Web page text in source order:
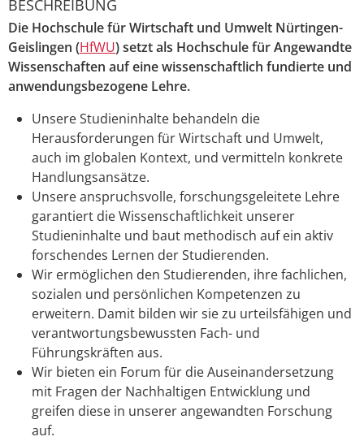
BESCHREIBUNG
Die Hochschule für Wirtschaft und Umwelt Nürtingen-
Geislingen (HfWU)setzt als Hochschule für Angewandte
Wissenschaften auf eine wissenschaftlich fundierte und
anwendungsbezogene Lehre.
Unsere Studieninhalte behandeln die
Herausforderungen für Wirtschaft und Umwelt,
auch im globalen Kontext, und vermitteln konkrete
Handlungsansätze.
Unsere anspruchsvolle, forschungsgeleitete Lehre
garantiert die Wissenschaftlichkeit unserer
Studieninhalte und baut methodisch auf ein aktiv
forschendes Lernen der Studierenden.
Wir ermöglichen den Studierenden, ihre fachlichen,
sozialen und persönlichen Kompetenzen zu
erweitern. Damit bilden wir sie zu urteilsfähigen und
verantwortungsbewussten Fach- und
Führungskräften aus.
Wir bieten ein Forum für die Auseinandersetzung
mit Fragen der Nachhaltigen Entwicklung und
greifen diese in unserer angewandten Forschung
auf.